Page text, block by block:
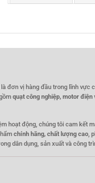
đơn vị hàng đầu trong lĩnh vực
quạt công nghiệp, motor điện
hoạt động, chúng tôi cam kết
chính hãng, chất lượng cao ,
dân dụng, sản xuất và công